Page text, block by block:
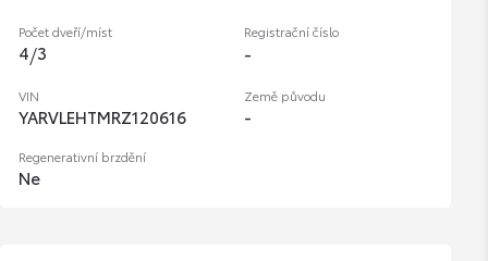
Počet dveří/míst
4/3
Registrační číslo
-
VIN
YARVLEHTMRZ120616
Země původu
-
Regenerativní brzdění
Ne